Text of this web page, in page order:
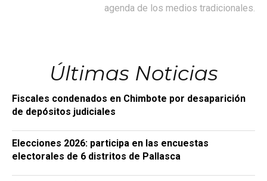
agenda de los medios tradicionales.
Últimas Noticias
Fiscales condenados en Chimbote por desaparición
de depósitos judiciales
Elecciones 2026: participa en las encuestas
electorales de 6 distritos de Pallasca